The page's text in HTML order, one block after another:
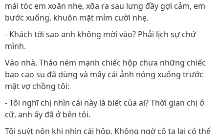
mái tóc em xoăn nhẹ, xõa ra sau lưng đầy gợi cảm, em
bước xuống, khuôn mặt mỉm cười nhẹ.
- Khách tới sao anh không mời vào? Phải lịch sự chứ
mình.
Vào nhà, Thảo ném mạnh chiếc hộp chưa những chiếc
bao cao su đã dùng và mấy cái ảnh nóng xuống trước
mặt vợ chồng tôi:
- Tôi nghĩ chị nhìn cái này là biết của ai? Thời gian chị ở
cữ, anh ấy đã ở bên tôi.
Tôi suýt nôn khi nhìn cái hộp. Không ngờ cô ta lại có thể